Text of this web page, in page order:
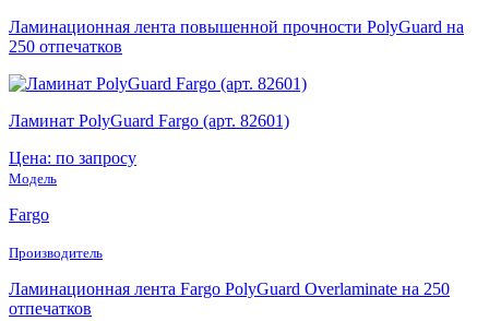
Ламинационная лента повышенной прочности PolyGuard на
250 отпечатков
Ламинат PolyGuard Fargo (арт. 82601)
Цена: по запросу
Модель
Fargo
Производитель
Ламинационная лента Fargo PolyGuard Overlaminate на 250
отпечатков